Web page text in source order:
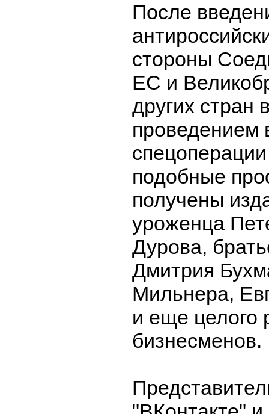
После
стороны
ЕС и
других стран
проведением
подобные
получены
уроженца
Дурова,
Дмитрия
Мильнера,
и еще целого
бизнесменов.